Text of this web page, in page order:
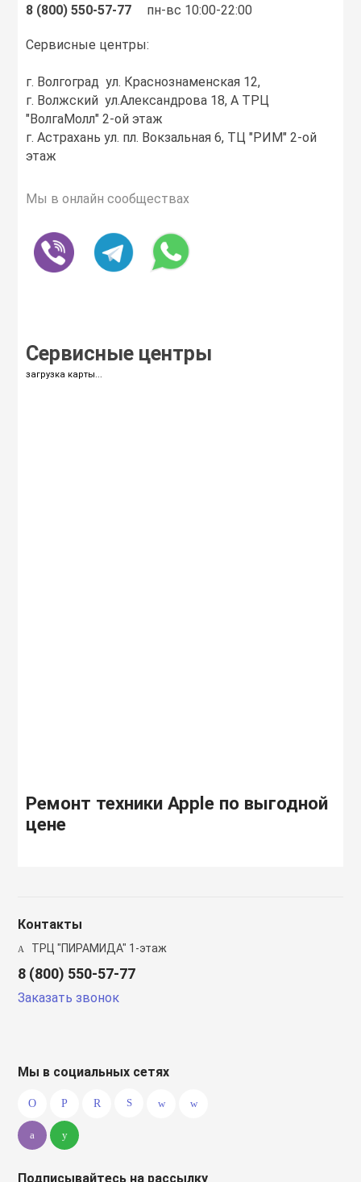
8 (800) 550-57-77
пн-вс 10:00-22:00
Сервисные центры:
г. Волгоград ул. Краснознаменская 12,
г. Волжский ул.Александрова 18, А ТРЦ
"ВолгаМолл" 2-ой этаж
г. Астрахань ул. пл. Вокзальная 6, ТЦ "РИМ" 2-ой
этаж
Мы в онлайн сообществах
Сервисные центры
загрузка карты...
Ремонт техники Apple по выгодной
цене
Контакты
ТРЦ "ПИРАМИДА" 1-этаж
8 (800) 550-57-77
Заказать звонок
Мы в социальных сетях
Подписывайтесь на рассылку